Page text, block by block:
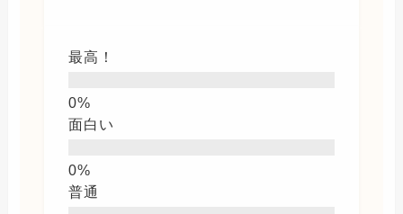
最高！
面白い
普通